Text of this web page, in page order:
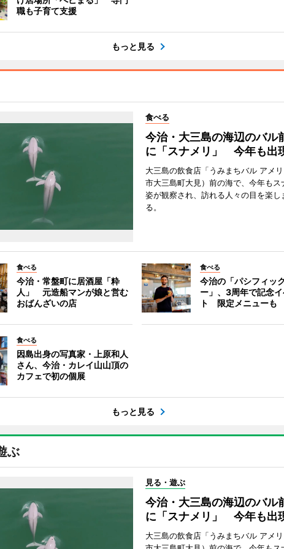
職も子育て支援
もっと見る
食べる
今治・大三島の海辺のバル
に「スナメリ」 今年も出
大三島の飲食店「うみまちバル アメ
市大三島町大見）前の海で、今年もス
姿が観察され、訪れる人々の目を楽し
る。
食べる
今治・常盤町に居酒屋「粋
人」 元造船マンが娘と営む
おばんざいの店
食べる
今治の「パシフィッ
ー」、3周年で記念
ト 限定メニューも
食べる
因島出身の写真家・上原和人
さん、今治・カレイ山山頂の
カフェで初の個展
もっと見る
ぶ
見る・遊ぶ
今治・大三島の海辺のバル
に「スナメリ」 今年も出
大三島の飲食店「うみまちバル アメ